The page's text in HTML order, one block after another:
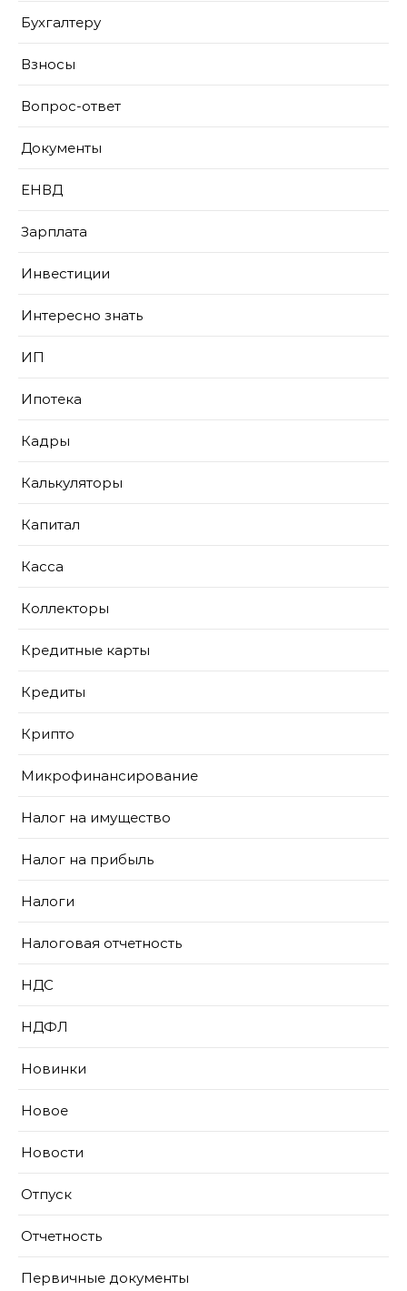
Бухгалтеру
Взносы
Вопрос-ответ
Документы
ЕНВД
Зарплата
Инвестиции
Интересно знать
ИП
Ипотека
Кадры
Калькуляторы
Капитал
Касса
Коллекторы
Кредитные карты
Кредиты
Крипто
Микрофинансирование
Налог на имущество
Налог на прибыль
Налоги
Налоговая отчетность
НДС
НДФЛ
Новинки
Новое
Новости
Отпуск
Отчетность
Первичные документы